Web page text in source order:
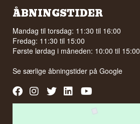
ÅBNINGSTIDER
Mandag til torsdag: 11:30 til 16:00
Fredag: 11:30 til 15:00
Første lørdag i måneden: 10:00 til 15:00
Se særlige åbningstider påGoogle